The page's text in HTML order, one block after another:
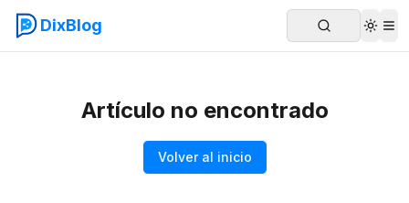
DixBlog
Artículo no encontrado
Volver al inicio